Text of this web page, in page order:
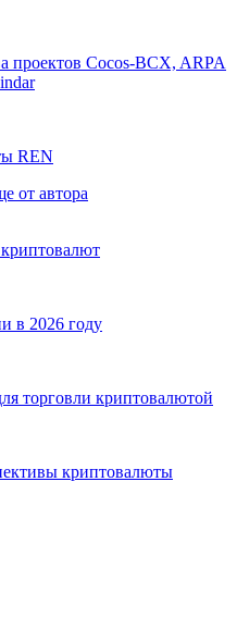
проектов Cocos-BCX, ARPA
REN
от автора
в 2026 году
торговли криптовалютой
криптовалюты